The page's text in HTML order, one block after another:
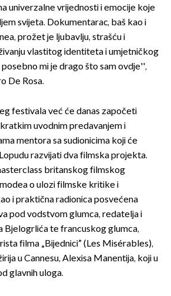
univerzalne vrijednosti i emocije koje
svijeta. Dokumentarac, baš kao i
prožet je ljubavlju, strašću i
vlastitog identiteta i umjetničkog
mi je drago što sam ovdje'',
De Rosa.
festivala već će danas započeti
uvodnim predavanjem i
mentora sa sudionicima koji će
razvijati dva filmska projekta.
britanskog filmskog
o ulozi filmske kritike i
i praktična radionica posvećena
pod vodstvom glumca, redatelja i
Bjelogrlića te francuskog glumca,
filma „Bijednici” (Les Misérables),
u Cannesu, Alexisa Manentija, koji u
glavnih uloga.